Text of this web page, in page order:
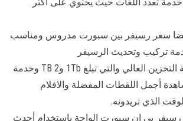
أيضا سعر رسيفر بين سبورت مدروس ومناسب
تركيب وتحديث الرسيفر
يتوافر بخاصية التخزين العالي والتي تبلغ 1Tb و2 TB وخدمة
أجمل اللقطات المفضلة والافلام
الذي تريدونه.
بي ان سبورت الواحة باستخدام أحدث